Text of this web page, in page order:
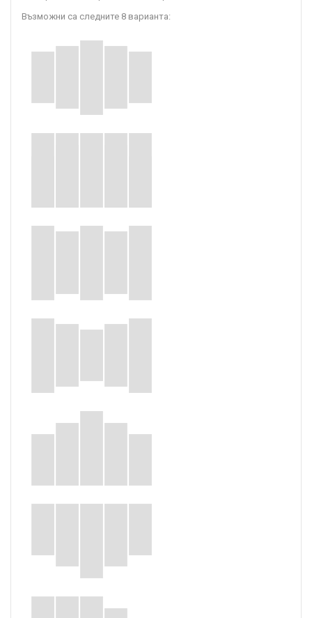
Възможни са следните 8 варианта: